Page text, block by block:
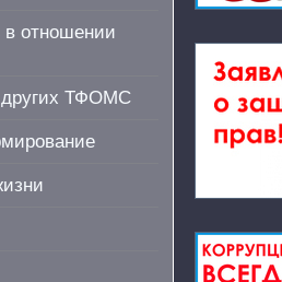
отношении
ТФОМС